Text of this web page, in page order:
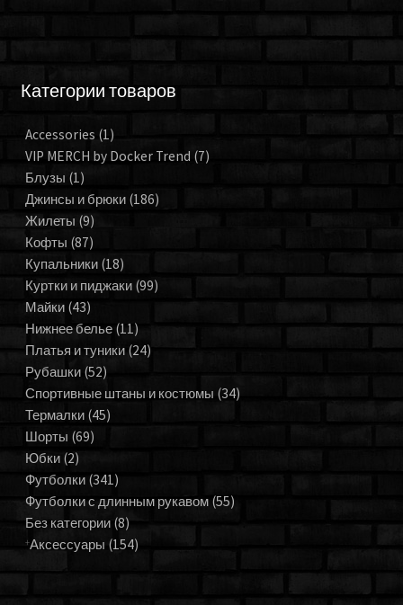
Категории товаров
Accessories (1)
VIP MERCH by Docker Trend (7)
Блузы (1)
Джинсы и брюки (186)
Жилеты (9)
Кофты (87)
Купальники (18)
Куртки и пиджаки (99)
Майки (43)
Нижнее белье (11)
Платья и туники (24)
Рубашки (52)
Спортивные штаны и костюмы (34)
Термалки (45)
Шорты (69)
Юбки (2)
Футболки (341)
Футболки с длинным рукавом (55)
Без категории (8)
Аксессуары (154)